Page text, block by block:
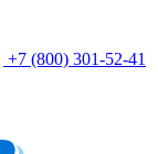
+7 (800) 301-52-41